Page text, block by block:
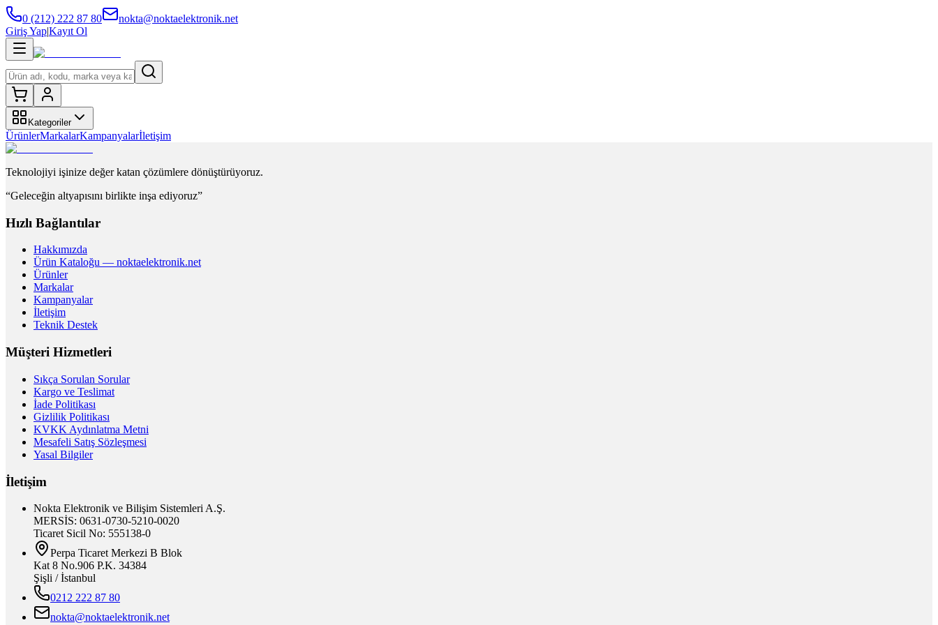
0 (212) 222 87 80
nokta@noktaelektronik.net
Giriş Yap|Kayıt Ol
Kategoriler
ÜrünlerMarkalarKampanyalarİletişim
Teknolojiyi işinize değer katan çözümlere dönüştürüyoruz.
“Geleceğin altyapısını birlikte inşa ediyoruz”
Hızlı Bağlantılar
Hakkımızda
Ürün Kataloğu — noktaelektronik.net
Ürünler
Markalar
Kampanyalar
İletişim
Teknik Destek
Müşteri Hizmetleri
Sıkça Sorulan Sorular
Kargo ve Teslimat
İade Politikası
Gizlilik Politikası
KVKK Aydınlatma Metni
Mesafeli Satış Sözleşmesi
Yasal Bilgiler
İletişim
Nokta Elektronik ve Bilişim Sistemleri A.Ş.
MERSİS: 0631-0730-5210-0020
Ticaret Sicil No: 555138-0
Perpa Ticaret Merkezi B Blok
Kat 8 No.906 P.K. 34384
Şişli / İstanbul
0212 222 87 80
nokta@noktaelektronik.net